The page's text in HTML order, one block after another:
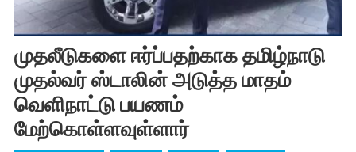
முதலீடுகளை ஈர்ப்பதற்காக தமிழ்நாடு
முதல்வர் ஸ்டாலின் அடுத்த மாதம்
வெளிநாட்டு பயணம்
மேற்கொள்ளவுள்ளார்